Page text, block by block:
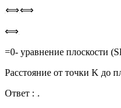
⟺⟺
⟺
=0- уравнение плоскости
Расстояние от точки K до
Ответ : .